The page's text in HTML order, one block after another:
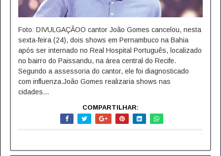
Foto: DIVULGAÇÃOO cantor João Gomes cancelou, nesta
sexta-feira (24), dois shows em Pernambuco na Bahia
após ser internado no Real Hospital Português, localizado
no bairro do Paissandu, na área central do Recife.
Segundo a assessoria do cantor, ele foi diagnosticado
com influenza.João Gomes realizaria shows nas
cidades...
COMPARTILHAR: